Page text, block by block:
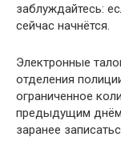
заблуждайтесь:
сейчас начнётся.
Электронные
отделения
ограниченное
предыдущим
заранее